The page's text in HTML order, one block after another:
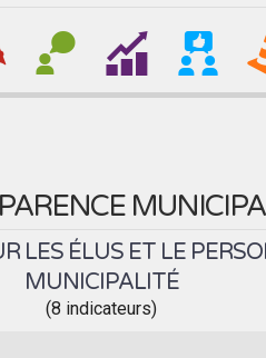
LES ÉLUS ET LE
MUNICIPALITÉ
(8 indicateurs)